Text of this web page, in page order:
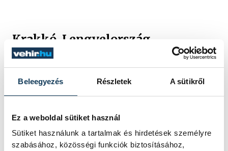
Beleegyezés Részletek A sütikről
Ez a weboldal sütiket használ
Sütiket használunk a tartalmak és hirdetések személyre
szabásához, közösségi funkciók biztosításához,
Krakkó, Lengyelország
gyöngyszeme
Krakkó Európa egyik legszebb történelmi
városa. A középkori főtér, a Wawel királyi
vár, a hangulatos utcák és a pezsgő
kávéházi élet minden évszakban